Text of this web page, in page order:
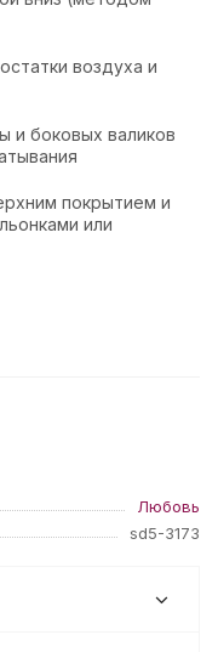
воздуха и
и боковых валиков
покрытием и
или
Любовь
sd5-3173